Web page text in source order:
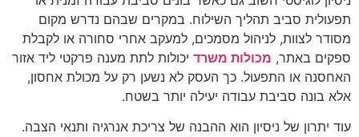
תפעולית סביב תהליך השילוח. במקרים שבהם נדרש מקום
מסודר לצוות, לניהול מסמכים, למעקב אחרי סחורה או לקבלת
ספקים באתר, מכולות משרד יכולות לתת מענה פרקטי ליד אזור
האחסנה או התפעול. כך העסק לא נשען רק על מכולת אחסון,
אלא בונה סביבת עבודה יעילה יותר בשטח.
עוד יתרון של ניסיון הוא ההבנה של צריכת אנרגיה ותנאי הצבה.